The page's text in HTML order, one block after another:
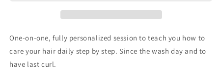
One-on-one, fully personalized session to teach you how to
care your hair daily step by step. Since the wash day and to
have last curl.